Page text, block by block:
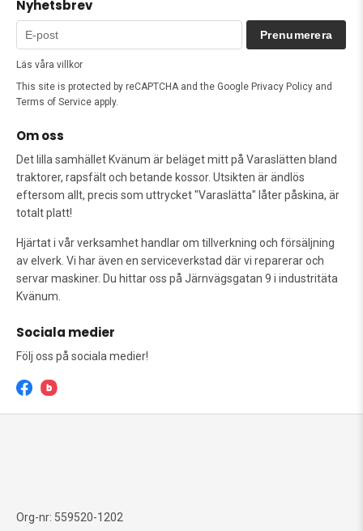
Nyhetsbrev
Prenumerera
Läs våra villkor
This site is protected by reCAPTCHA and the Google Privacy Policy and
Terms of Service apply.
Om oss
Det lilla samhället Kvänum är beläget mitt på Varaslätten bland
traktorer, rapsfält och betande kossor. Utsikten är ändlös
eftersom allt, precis som uttrycket "Varaslätta" låter påskina, är
totalt platt!
Hjärtat i vår verksamhet handlar om tillverkning och försäljning
av elverk. Vi har även en serviceverkstad där vi reparerar och
servar maskiner. Du hittar oss på Järnvägsgatan 9 i industritäta
Kvänum.
Sociala medier
Följ oss på sociala medier!
Org-nr: 559520-1202